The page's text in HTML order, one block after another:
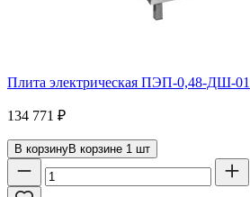
Плита электрическая ПЭП-0,48-ДШ-01
134 771 ₽
В корзинуВ корзине 1 шт